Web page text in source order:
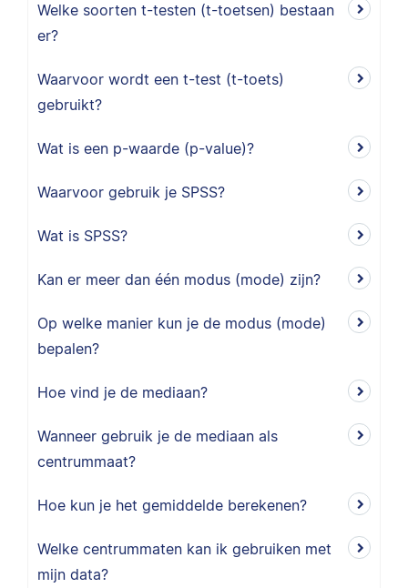
Welke soorten t-testen (t-toetsen) bestaan
er?
Waarvoor wordt een t-test (t-toets)
gebruikt?
Wat is een p-waarde (p-value)?
Waarvoor gebruik je SPSS?
Wat is SPSS?
Kan er meer dan één modus (mode) zijn?
Op welke manier kun je de modus (mode)
bepalen?
Hoe vind je de mediaan?
Wanneer gebruik je de mediaan als
centrummaat?
Hoe kun je het gemiddelde berekenen?
Welke centrummaten kan ik gebruiken met
mijn data?